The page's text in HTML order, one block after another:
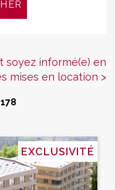
soyez informé(e) en
mises en location >
EXCLUSIVITÉ